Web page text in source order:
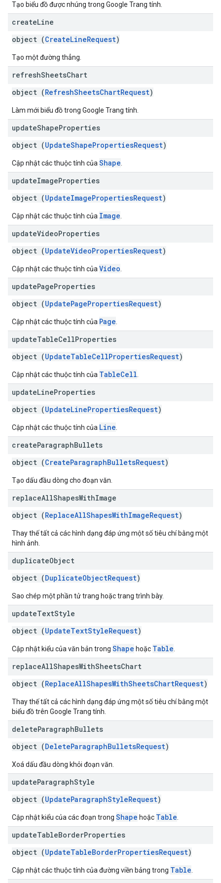
Tạo biểu đồ được nhúng trong Google Trang tính.
createLine
object (CreateLineRequest)
Tạo một đường thẳng.
refreshSheetsChart
object (RefreshSheetsChartRequest)
Làm mới biểu đồ trong Google Trang tính.
updateShapeProperties
object (UpdateShapePropertiesRequest)
Cập nhật các thuộc tính của Shape
updateImageProperties
object (UpdateImagePropertiesRequest)
Cập nhật các thuộc tính của Image
updateVideoProperties
object (UpdateVideoPropertiesRequest)
Cập nhật các thuộc tính của Video
updatePageProperties
object (UpdatePagePropertiesRequest)
Cập nhật các thuộc tính của Page
updateTableCellProperties
object (UpdateTableCellPropertiesRequest)
Cập nhật các thuộc tính của TableCell
updateLineProperties
object (UpdateLinePropertiesRequest)
Cập nhật các thuộc tính của Line
createParagraphBullets
object (CreateParagraphBulletsRequest)
Tạo dấu đầu dòng cho đoạn văn.
replaceAllShapesWithImage
object (ReplaceAllShapesWithImageRequest)
Thay thế tất cả các hình dạng đáp ứng một số tiêu chí bằng một
hình ảnh.
duplicateObject
object (DuplicateObjectRequest)
Sao chép một phần tử trang hoặc trang trình bày.
updateTextStyle
object (UpdateTextStyleRequest)
Cập nhật kiểu của văn bản trong Shape hoặc Table
replaceAllShapesWithSheetsChart
object (ReplaceAllShapesWithSheetsChartRequest)
Thay thế tất cả các hình dạng đáp ứng một số tiêu chí bằng một
biểu đồ trên Google Trang tính.
deleteParagraphBullets
object (DeleteParagraphBulletsRequest)
Xoá dấu đầu dòng khỏi đoạn văn.
updateParagraphStyle
object (UpdateParagraphStyleRequest)
Cập nhật kiểu của các đoạn trong Shape hoặc Table
updateTableBorderProperties
object (UpdateTableBorderPropertiesRequest)
Cập nhật các thuộc tính của đường viền bảng trong Table